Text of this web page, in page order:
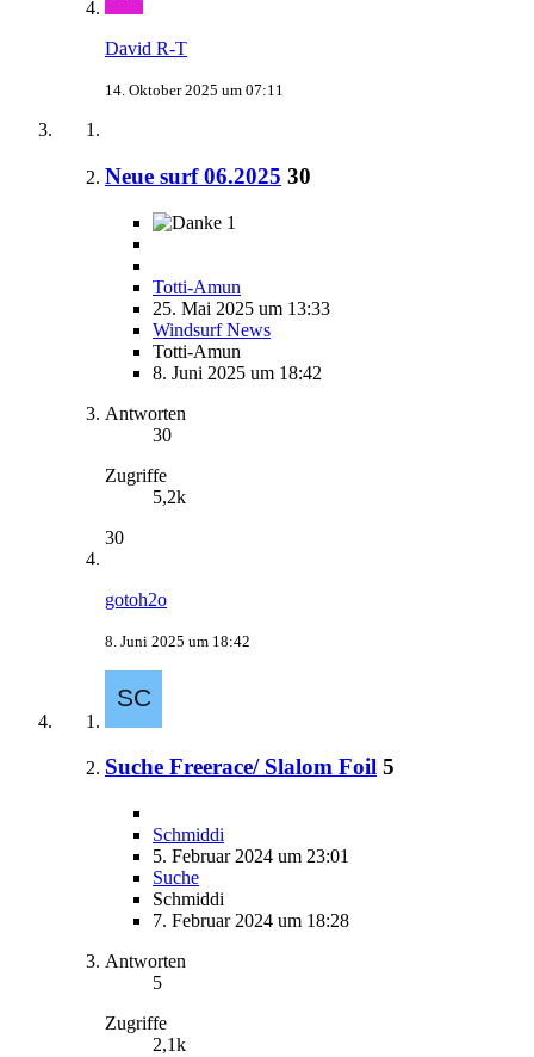
David R-T
14. Oktober 2025 um 07:11
Neue surf 06.2025 30
1
Totti-Amun
25. Mai 2025 um 13:33
Windsurf News
Totti-Amun
8. Juni 2025 um 18:42
Antworten
30
Zugriffe
5,2k
30
gotoh2o
8. Juni 2025 um 18:42
Suche Freerace/ Slalom Foil 5
Schmiddi
5. Februar 2024 um 23:01
Suche
Schmiddi
7. Februar 2024 um 18:28
Antworten
5
Zugriffe
2,1k